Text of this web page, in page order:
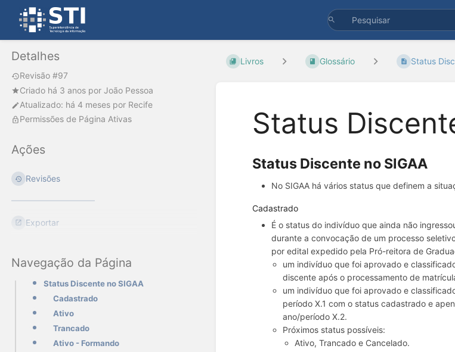
Detalhes
Revisão #97
Criado há 3 anos por João Pessoa
Atualizado: há 4 meses por Recife
Permissões de Página Ativas
Ações
Revisões
Exportar
Navegação da Página
Status Discente no SIGAA
Cadastrado
Ativo
Trancado
Ativo - Formando
Livros Glossário Status
Status
Status Discente no SIGAA
No SIGAA há vários status que definem a
Cadastrado
É o status do indivíduo que ainda não
durante a convocação de um processo
por edital expedido pela Pró-reitora de
um indivíduo que foi aprovado e
discente após o processamento de
um indivíduo que foi aprovado e
período X.1 com o status cadastrado e
ano/período X.2.
Próximos status possíveis:
Ativo, Trancado e Cancelado.